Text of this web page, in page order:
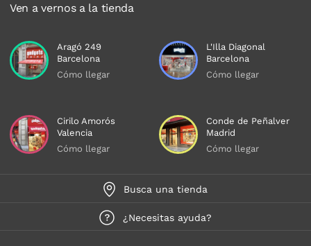
Ven a vernos a la tienda
Aragó 249
Barcelona
Cómo llegar
L'Illa Diagonal
Barcelona
Cómo llegar
Cirilo Amorós
Valencia
Cómo llegar
Conde de Peñalver
Madrid
Cómo llegar
Busca una tienda
¿Necesitas ayuda?